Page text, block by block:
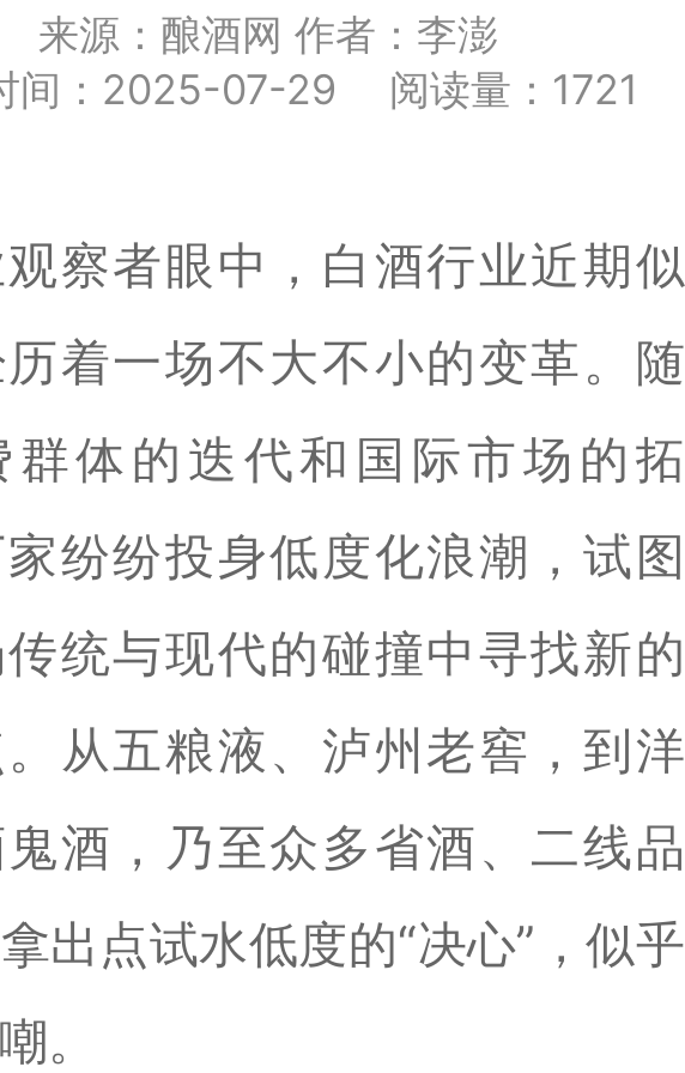
来源：酿酒网 作者：李澎
间：2025-07-29 阅读量：1721
察者眼中，白酒行业近期似
着一场不大不小的变革。随
群体的迭代和国际市场的拓
纷纷投身低度化浪潮，试图
统与现代的碰撞中寻找新的
从五粮液、泸州老窖，到洋
酒，乃至众多省酒、二线品
出点试水低度的“决心”，似乎
。